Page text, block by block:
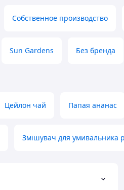
Собственное производство
Sun Gardens Без бренда
Цейлон чай Папая ананас
Змішувач для умивальника